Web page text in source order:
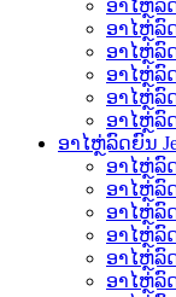
ອາໄຫຼ່ລົດ
ອາໄຫຼ່ລົດ
ອາໄຫຼ່ລົດ
ອາໄຫຼ່ລົດ
ອາໄຫຼ່ລົດ
ອາໄຫຼ່ລົດ
ອາໄຫຼ່ລົດຍົນ
ອາໄຫຼ່ລົດ
ອາໄຫຼ່ລົດ
ອາໄຫຼ່ລົດ
ອາໄຫຼ່ລົດ
ອາໄຫຼ່ລົດ
ອາໄຫຼ່ລົດ